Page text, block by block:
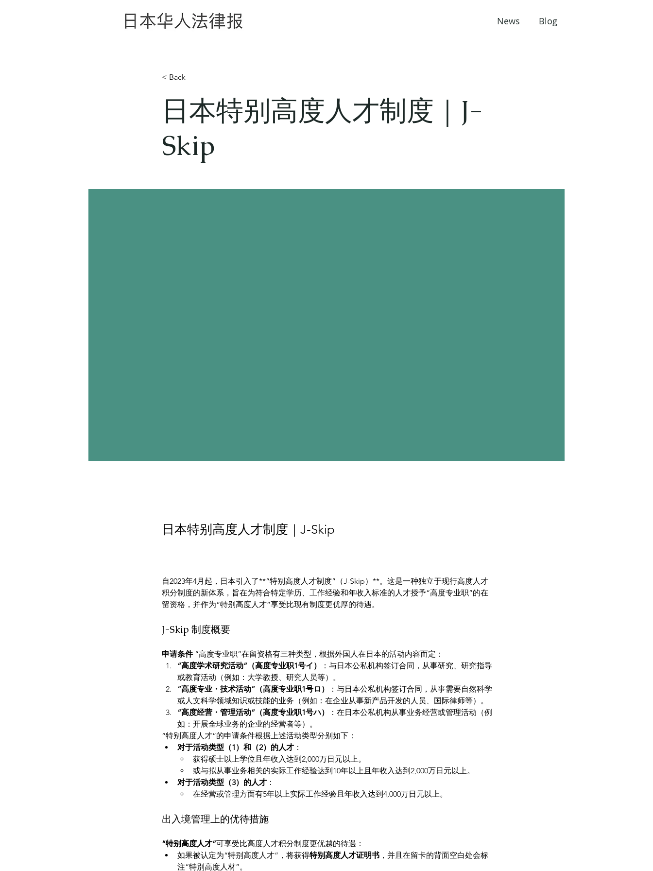
News Blog
< Back
日本特别高度人才制度｜J-
Skip
日本特别高度人才制度｜J-Skip
自2023年4月起，日本引入了**“特别高度人才制度”（J-Skip）**。这是一种独立于现行高度人才
积分制度的新体系，旨在为符合特定学历、工作经验和年收入标准的人才授予“高度专业职”的在
留资格，并作为“特别高度人才”享受比现有制度更优厚的待遇。
J-Skip 制度概要
申请条件 “高度专业职”在留资格有三种类型，根据外国人在日本的活动内容而定：
“高度学术研究活动”（高度专业职1号イ）
：与日本公私机构签订合同，从事研究、研究指导
或教育活动（例如：大学教授、研究人员等）。
“高度专业・技术活动”（高度专业职1号ロ）
：与日本公私机构签订合同，从事需要自然科学
或人文科学领域知识或技能的业务（例如：在企业从事新产品开发的人员、国际律师等）。
“高度经营・管理活动”（高度专业职1号ハ）
：在日本公私机构从事业务经营或管理活动（例
如：开展全球业务的企业的经营者等）。
“特别高度人才”的申请条件根据上述活动类型分别如下：
对于活动类型（1）和（2）的人才 ：
获得硕士以上学位且年收入达到2,000万日元以上。
或与拟从事业务相关的实际工作经验达到10年以上且年收入达到2,000万日元以上。
对于活动类型（3）的人才 ：
在经营或管理方面有5年以上实际工作经验且年收入达到4,000万日元以上。
出入境管理上的优待措施
“特别高度人才”可享受比高度人才积分制度更优越的待遇：
如果被认定为“特别高度人才”，将获得特别高度人才证明书 ，并且在留卡的背面空白处会标
注“特別高度人材”。